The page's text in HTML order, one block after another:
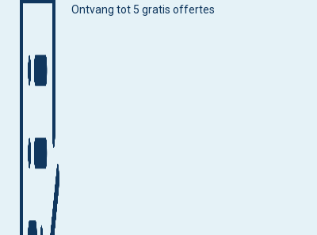
Ontvang tot 5 gratis offertes